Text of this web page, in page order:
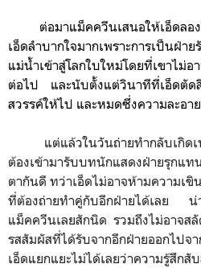
ต่อมาแม็คควีนเสนอให้เอ็ดลอ
เอ็ดลำบากใจมากเพราะการเป็นฝ่า
แม่น้ำเข้าสู่โลกใบใหม่โดยที่เขาไม่
ต่อไป และนับตั้งแต่วินาทีที่เอ็ดตัด
สวรรค์ให้ไป และหมดซึ่งความละอา
แต่แล้วในวันถ่ายทำกลับเกิดเ
ต้องเข้ามารับบทนักแสดงฝ่ายรุกแ
ตากันดี ทว่าเอ็ดไม่อาจห้ามความเขิ
ที่ต้องถ่ายทำคู่กับอีกฝ่ายได้เลย น่
แม็คควีนเลยสักนิด รวมถึงไม่อาจส
รสสัมผัสที่ได้รับจากอีกฝ่ายออกไป
เอ็ดแยกแยะไม่ได้เลยว่าความรู้สึก